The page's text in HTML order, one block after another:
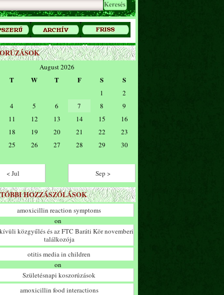
August 2026
T W T F S S
1
2
4
5 6 7 8
9
11
12 13 14 15
16
18
19 20 21 22
23
25
26 27 28 29 30
< Jul Sep >
HOZZÁSZÓLÁSOK
amoxicillin reaction symptoms
on
közgyűlés és az FTC Baráti Kör novemberi
találkozója
otitis media in children
on
Születésnapi koszorúzások
amoxicillin food interactions